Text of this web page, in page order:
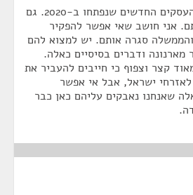
הנושא השני הוא נושא העסקים החדשים שנפתחו ב-2020. גם
אני חושב שאי אפשר להפקיר
סגרה אותם. יש למצוא להם
מארנונה ודברים בסיסיים כאלה.
קצר וצפוף כי חייבים להעביר את
ישראל, אבל אי אפשר
שאנחנו נאבקים עליהם כאן כבר